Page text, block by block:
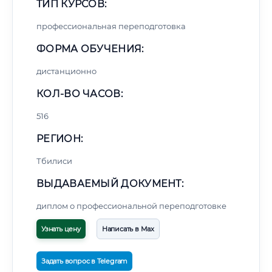
ТИП КУРСОВ:
профессиональная переподготовка
ФОРМА ОБУЧЕНИЯ:
дистанционно
КОЛ-ВО ЧАСОВ:
516
РЕГИОН:
Тбилиси
ВЫДАВАЕМЫЙ ДОКУМЕНТ:
диплом о профессиональной переподготовке
Узнать цену Написать в Max
Задать вопрос в Telegram